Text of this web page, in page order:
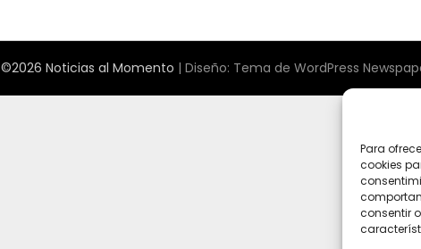
©2026 Noticias al Momento | Diseño: Tema de WordPress
Para
cookies
consentir